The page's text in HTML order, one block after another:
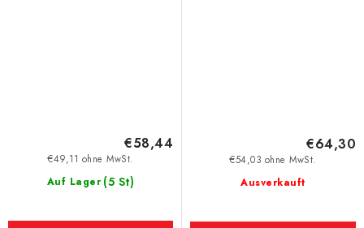
Auf Lager (5 St)
€49,11 ohne MwSt.
€58,44
Ausverkauft
€54,03 ohne MwSt.
€64,30